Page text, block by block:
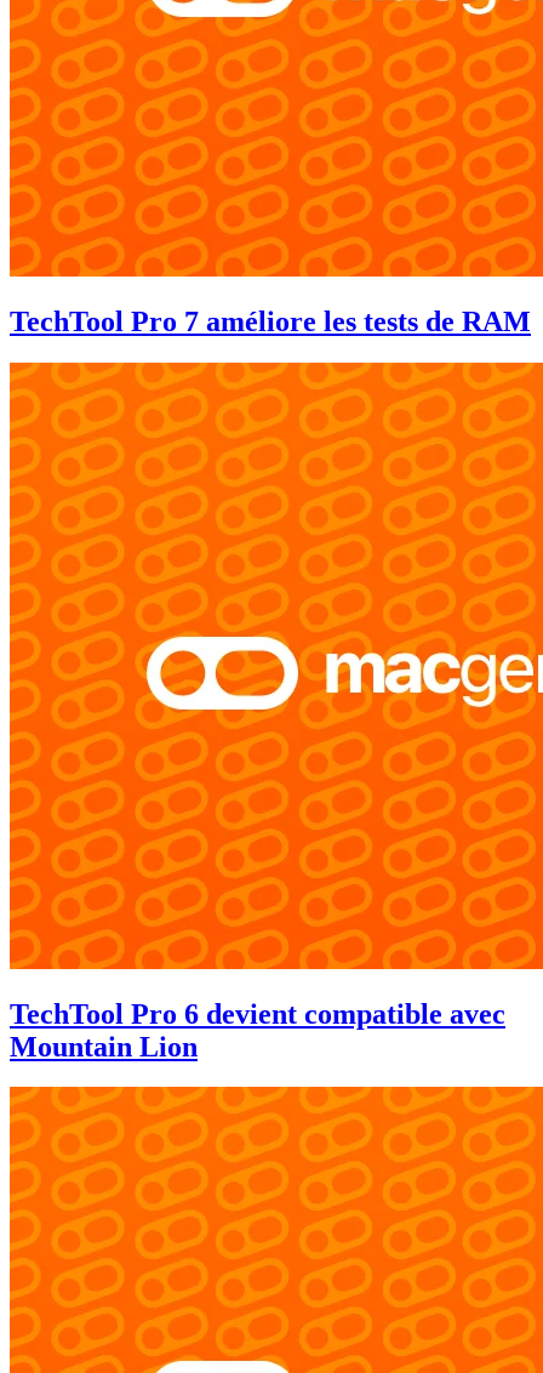
TechTool Pro 7 améliore les tests de RAM
TechTool Pro 6 devient compatible avec
Mountain Lion